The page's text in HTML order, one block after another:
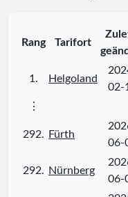
Rang Tarifort
1. Helgoland
02-
⋮
292. Fürth
06-
292. Nürnberg
06-